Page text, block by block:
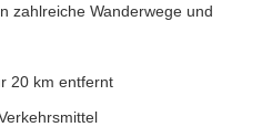
zahlreiche Wanderwege und
20 km entfernt